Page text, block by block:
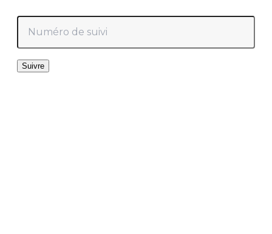
Numéro de suivi
Suivre